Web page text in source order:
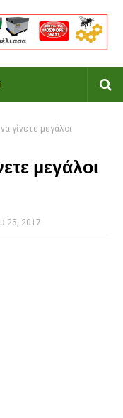
γίνετε μεγάλοι
μεγάλοι
25, 2017